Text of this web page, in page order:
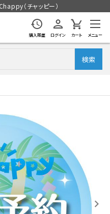
（チャッピー）
購入履歴 ログイン カート メニュー
検索
ェック